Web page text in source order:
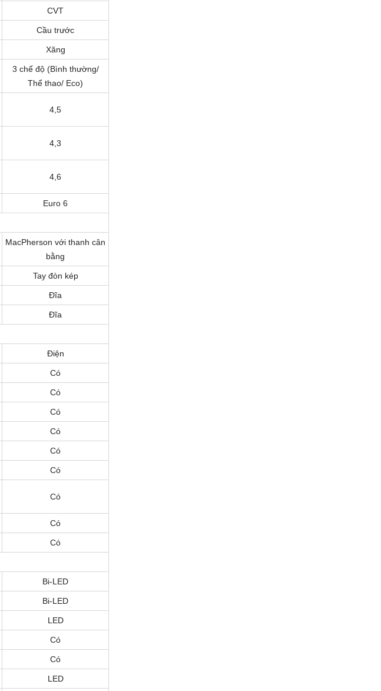
CVT
Cầu trước
Xăng
3 chế độ (Bình thường/
Thể thao/ Eco)
4,5
4,3
4,6
Euro 6
MacPherson với thanh cân
bằng
Tay đòn kép
Đĩa
Đĩa
Điện
Có
Có
Có
Có
Có
Có
Có
Có
Có
Bi-LED
Bi-LED
LED
Có
Có
LED